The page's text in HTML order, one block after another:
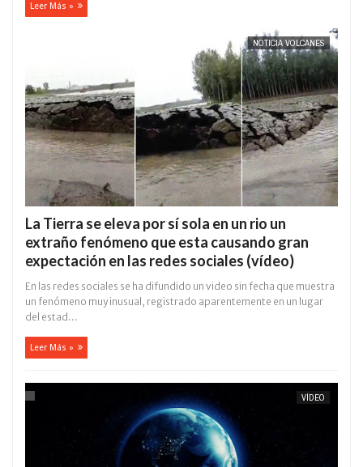
Leer Más »
NOTICIA VOLCANES
La Tierra se eleva por sí sola en un rio un
extraño fenómeno que esta causando gran
expectación en las redes sociales (vídeo)
En las redes sociales se ha difundido un video sin fecha que muestra
un fenómeno muy inusual, registrado aparentemente en un lugar
del estad...
Leer Más »
VÍDEO